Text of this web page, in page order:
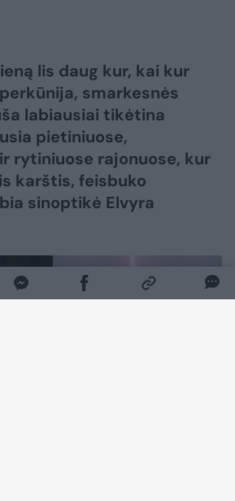
lis daug kur, kai kur
smarkesnės
labiausiai tikėtina
pietiniuose,
rytiniuose rajonuose, kur
karštis, feisbuko
sinoptikė Elvyra